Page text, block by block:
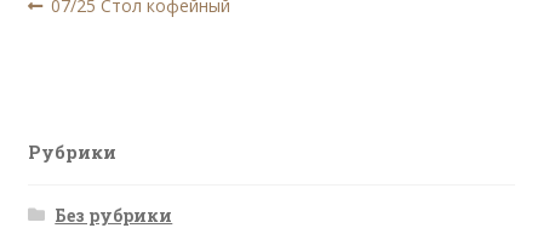
Навигация
07/25 Стол кофейный
Рубрики
Без рубрики